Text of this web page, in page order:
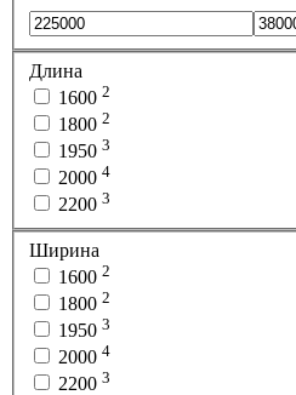
Длина
1600 2
1800 2
1950 3
2000 4
2200 3
Ширина
1600 2
1800 2
1950 3
2000 4
2200 3